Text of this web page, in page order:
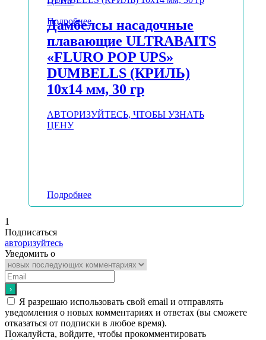
Подробнее
Дамбелсы насадочные
плавающие ULTRABAITS
«FLURO POP UPS»
DUMBELLS (КРИЛЬ)
10х14 мм, 30 гр
АВТОРИЗУЙТЕСЬ, ЧТОБЫ УЗНАТЬ
ЦЕНУ
Подробнее
1
Подписаться
авторизуйтесь
Уведомить о
Я разрешаю использовать свой email и отправлять
уведомления о новых комментариях и ответах (вы cможете
отказаться от подписки в любое время).
Пожалуйста, войдите, чтобы прокомментировать